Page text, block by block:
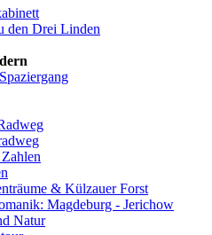
den Drei Linden
& Külzauer Forst
Magdeburg - Jerichow
Natur